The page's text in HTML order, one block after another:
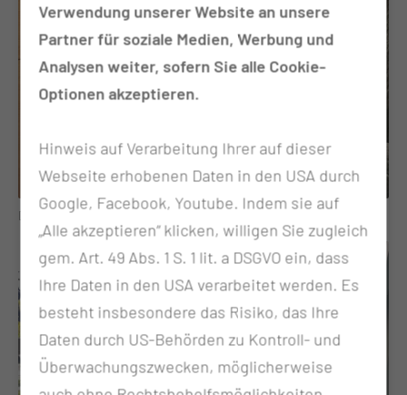
Der selbstgemachte Kartoffelsalat war das Beste.
Verwendung unserer Website an unsere
Partner für soziale Medien, Werbung und
Analysen weiter, sofern Sie alle Cookie-
Optionen akzeptieren.
Hinweis auf Verarbeitung Ihrer auf dieser
Webseite erhobenen Daten in den USA durch
Google, Facebook, Youtube. Indem sie auf
„Alle akzeptieren“ klicken, willigen Sie zugleich
gem. Art. 49 Abs. 1 S. 1 lit. a DSGVO ein, dass
Ihre Daten in den USA verarbeitet werden. Es
besteht insbesondere das Risiko, das Ihre
Daten durch US-Behörden zu Kontroll- und
Überwachungszwecken, möglicherweise